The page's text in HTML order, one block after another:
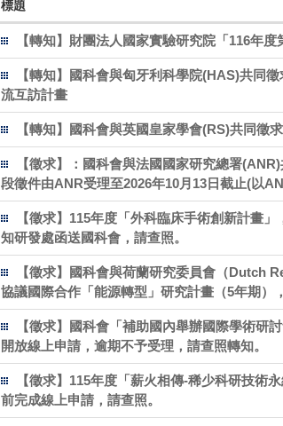
標題
【轉知】財團法人國家實驗研究院「116年度
【轉知】國科會與匈牙利科學院(HAS)共同
流互訪計畫
【轉知】國科會與英國皇家學會(RS)共同徵
【徵求】：​國科會與法國國家研究總署
段徵件由ANR受理至2026年10月13日截止(以
【徵求】​115年度「外科臨床手術創新計畫
知研發處函送國科會，請查照。
【徵求】​國科會與荷蘭研究委員會（Dutch
協議國際合作「能源轉型」研究計畫（5年期）
【徵求】國科會「補助國內舉辦國際學術研
開放線上申請，逾期不予受理，請查照轉知。
【徵求】​115年度「薪火相傳-稀少科研技術
前完成線上申請，請查照。